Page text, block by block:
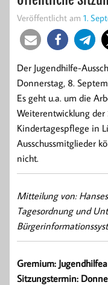
Veröffentlicht am 1.
Der Jugendhilfe-
Donnerstag, 8.
Es geht u.a. um die
Weiterentwicklung
Kindertagespflege in
Ausschussmitglieder
nicht.
Mitteilung von:
Tagesordnung und
Gremium:
Sitzungstermin: